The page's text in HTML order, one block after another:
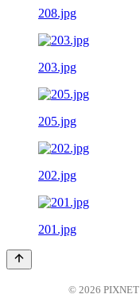
208.jpg
203.jpg
205.jpg
202.jpg
201.jpg
© 2026 PIXNET